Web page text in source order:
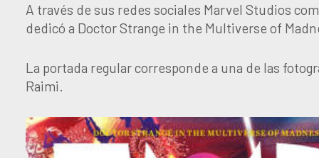
A través de sus redes sociales Marvel Studios
dedicó a Doctor Strange in the Multiverse of
La portada regular corresponde a una de las
Raimi.